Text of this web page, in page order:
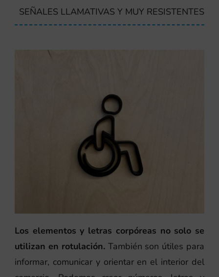
SEÑALES LLAMATIVAS Y MUY RESISTENTES
Los elementos y letras corpóreas no solo se
utilizan en rotulación.También son útiles para
informar, comunicar y orientar en el interior del